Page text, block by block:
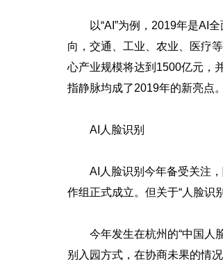
以“AI”为例，2019年是AI全
向，交通、工业、农业、医疗
心产业规模将达到1500亿元，
指静脉均成了2019年的新亮点。
AI人脸识别
AI人脸识别今年备受关注，
作组正式成立。但关于“人脸识
今年发生在杭州的“中国人脸
别入园方式，在协商未果的情